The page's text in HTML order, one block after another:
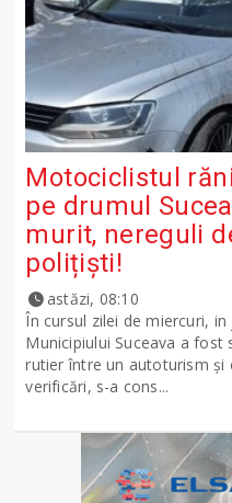
Motociclistul
pe drumul
murit, nereguli
polițiști!
astăzi, 08:10
În cursul zilei de miercuri,
Municipiului Suceava a fost
rutier între un autoturism și
verificări, s-a cons...